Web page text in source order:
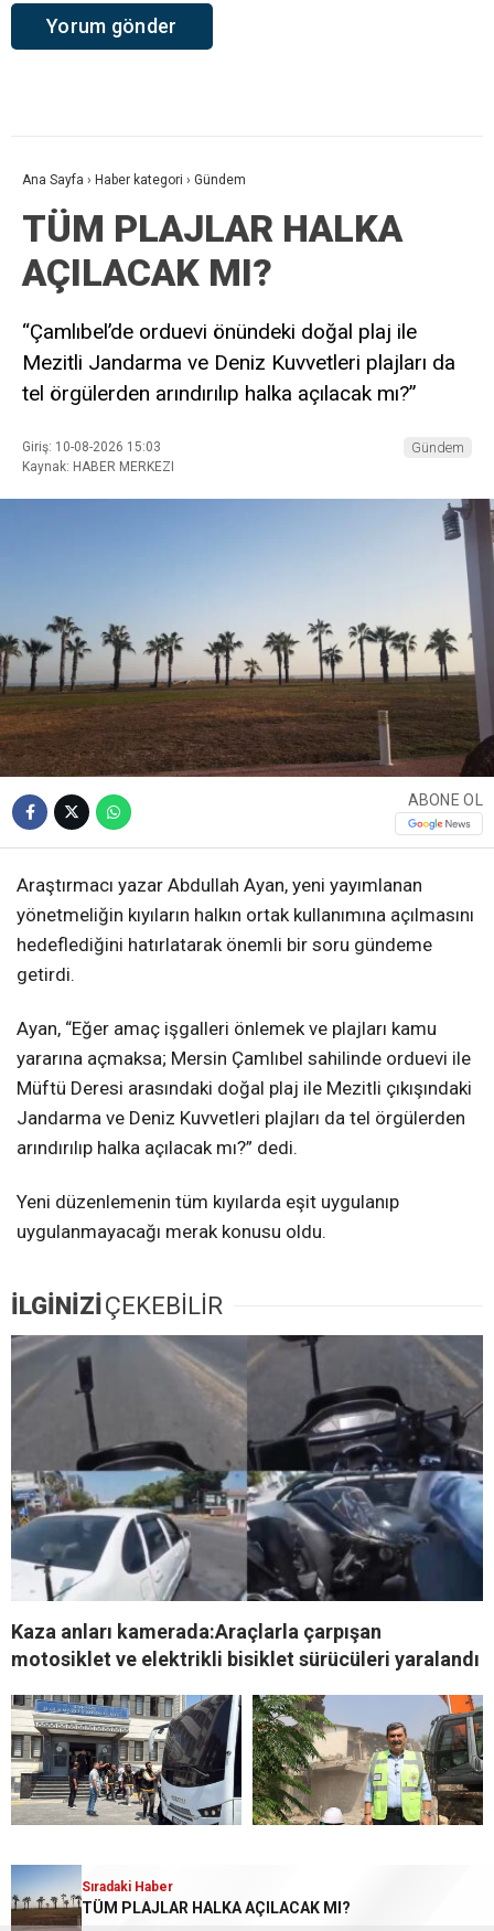
Sıradaki Haber
TOROSLAR’DA TEHLİKE OLUŞTURAN METRUK BİNALAR TEK TEK YIKILIYOR
Sıradaki Haber
TÜM PLAJLAR HALKA AÇILACAK MI?
Ana Sayfa › Haber kategori › Gündem
TÜM PLAJLAR HALKA
AÇILACAK MI?
“Çamlıbel’de orduevi önündeki doğal plaj ile
Mezitli Jandarma ve Deniz Kuvvetleri plajları da
tel örgülerden arındırılıp halka açılacak mı?”
Giriş: 10-08-2026 15:03
Kaynak: HABER MERKEZI
Gündem
ABONE OL
Araştırmacı yazar Abdullah Ayan, yeni yayımlanan
yönetmeliğin kıyıların halkın ortak kullanımına açılmasını
hedeflediğini hatırlatarak önemli bir soru gündeme
getirdi.
Ayan, “Eğer amaç işgalleri önlemek ve plajları kamu
yararına açmaksa; Mersin Çamlıbel sahilinde orduevi ile
Müftü Deresi arasındaki doğal plaj ile Mezitli çıkışındaki
Jandarma ve Deniz Kuvvetleri plajları da tel örgülerden
arındırılıp halka açılacak mı?” dedi.
Yeni düzenlemenin tüm kıyılarda eşit uygulanıp
uygulanmayacağı merak konusu oldu.
İLGİNİZİ ÇEKEBİLİR
Kaza anları kamerada:Araçlarla çarpışan
motosiklet ve elektrikli bisiklet sürücüleri yaralandı
Tarsus’ta alacak verecek
kavgası kanlı bitti: 2 kuzen
öldü, 6 şüpheli adliyede
OLUŞTURAN METRUK